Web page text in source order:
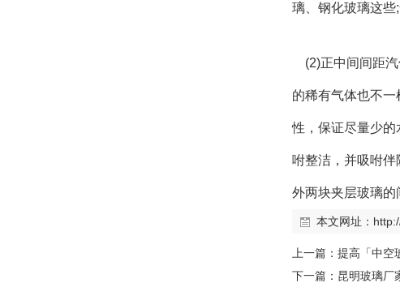
璃、钢化玻璃这些
(2)正中间间距汽
的稀有气体也不
性，保证尽量少
咐整洁，并吸咐
外两块夹层玻璃的
本文网址：
上一篇： 提高「中空
下一篇： 昆明玻璃厂